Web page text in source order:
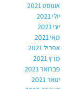
אוגוסט 2021
יולי 2021
יוני 2021
מאי 2021
אפריל 2021
מרץ 2021
פברואר 2021
ינואר 2021